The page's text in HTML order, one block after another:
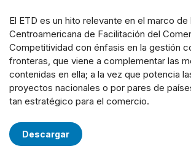
El ETD es un hito relevante en el marco de
Centroamericana de Facilitación del
Competitividad con énfasis en la gestión
fronteras, que viene a complementar las
contenidas en ella; a la vez que potencia
proyectos nacionales o por pares de
tan estratégico para el comercio.
Descargar